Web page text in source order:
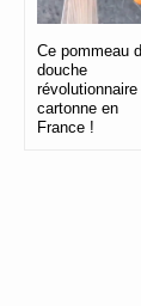
Ce pommeau
douche
révolutionnaire
cartonne en
France !